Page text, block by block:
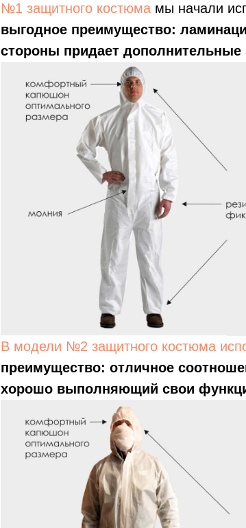
№1 защитного костюма мы начали
выгодное преимущество:
стороны придает
В модели №2 защитного костюма
преимущество: отличное
хорошо выполняющий свои